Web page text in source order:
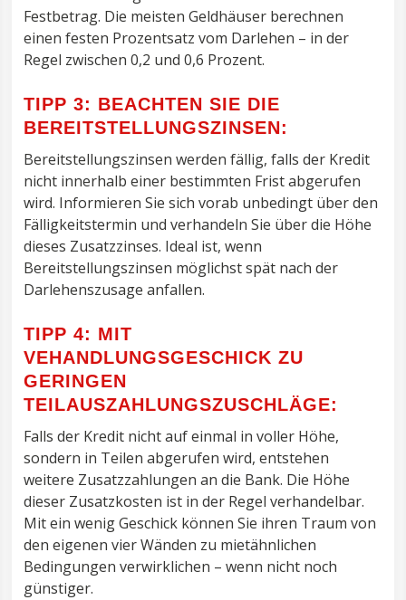
Festbetrag. Die meisten Geldhäuser berechnen
einen festen Prozentsatz vom Darlehen – in der
Regel zwischen 0,2 und 0,6 Prozent.
TIPP 3: BEACHTEN SIE DIE
BEREITSTELLUNGSZINSEN:
Bereitstellungszinsen werden fällig, falls der Kredit
nicht innerhalb einer bestimmten Frist abgerufen
wird. Informieren Sie sich vorab unbedingt über den
Fälligkeitstermin und verhandeln Sie über die Höhe
dieses Zusatzzinses. Ideal ist, wenn
Bereitstellungszinsen möglichst spät nach der
Darlehenszusage anfallen.
TIPP 4: MIT
VEHANDLUNGSGESCHICK ZU
GERINGEN
TEILAUSZAHLUNGSZUSCHLÄGE:
Falls der Kredit nicht auf einmal in voller Höhe,
sondern in Teilen abgerufen wird, entstehen
weitere Zusatzzahlungen an die Bank. Die Höhe
dieser Zusatzkosten ist in der Regel verhandelbar.
Mit ein wenig Geschick können Sie ihren Traum von
den eigenen vier Wänden zu mietähnlichen
Bedingungen verwirklichen – wenn nicht noch
günstiger.